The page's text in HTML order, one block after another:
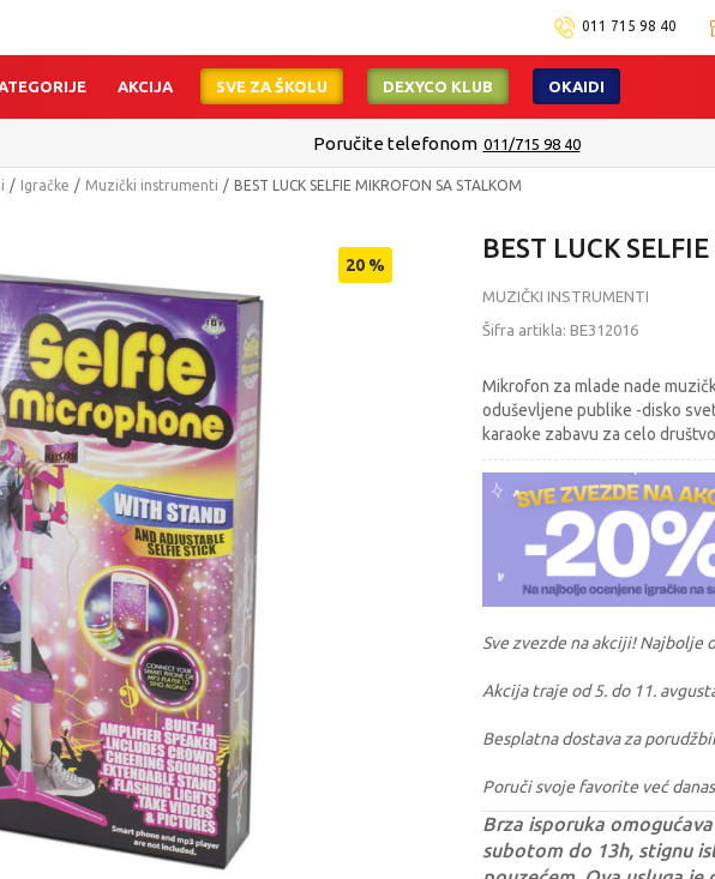
011 715 98 40
AKCIJA SVE ZA ŠKOLU DEXYCO KLUB OKAIDI
Poručite telefonom 011/715 98 40
Igračke Muzički instrumenti BEST LUCK SELFIE MIKROFON SA STALKOM
20 %
BEST LUCK
MUZIČKI INSTRUMENTI
Šifra artikla: BE312016
Mikrofon za mlade nade
oduševljene publike -disko
karaoke zabavu za celo
Sve zvezde na akciji! Najbolje
Akcija traje od 5. do 11.
Besplatna dostava za
Poruči svoje favorite već
Brza isporuka
subotom do 13h, stignu